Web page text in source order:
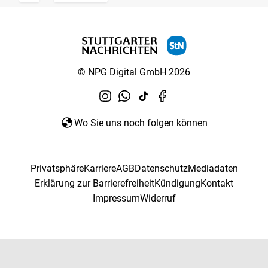
© NPG Digital GmbH 2026
Wo Sie uns noch folgen können
PrivatsphäreKarriereAGBDatenschutzMediadaten
Erklärung zur BarrierefreiheitKündigungKontakt
ImpressumWiderruf